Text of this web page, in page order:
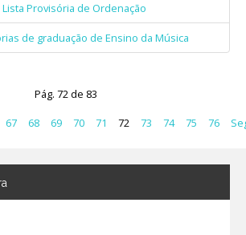
Provisória de Ordenação
de graduação de Ensino da Música
Pág. 72 de 83
67 68 69 70 71 72 73 74 75 76